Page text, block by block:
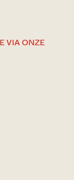
VIA ONZE